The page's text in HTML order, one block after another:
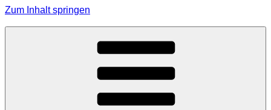
Zum Inhalt springen
Grundschule Effeltrich